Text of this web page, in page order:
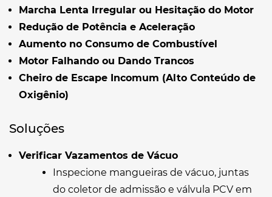
Marcha Lenta Irregular ou Hesitação do Motor
Redução de Potência e Aceleração
Aumento no Consumo de Combustível
Motor Falhando ou Dando Trancos
Cheiro de Escape Incomum (Alto Conteúdo de
Oxigênio)
Soluções
Verificar Vazamentos de Vácuo
Inspecione mangueiras de vácuo, juntas
do coletor de admissão e válvula PCV em